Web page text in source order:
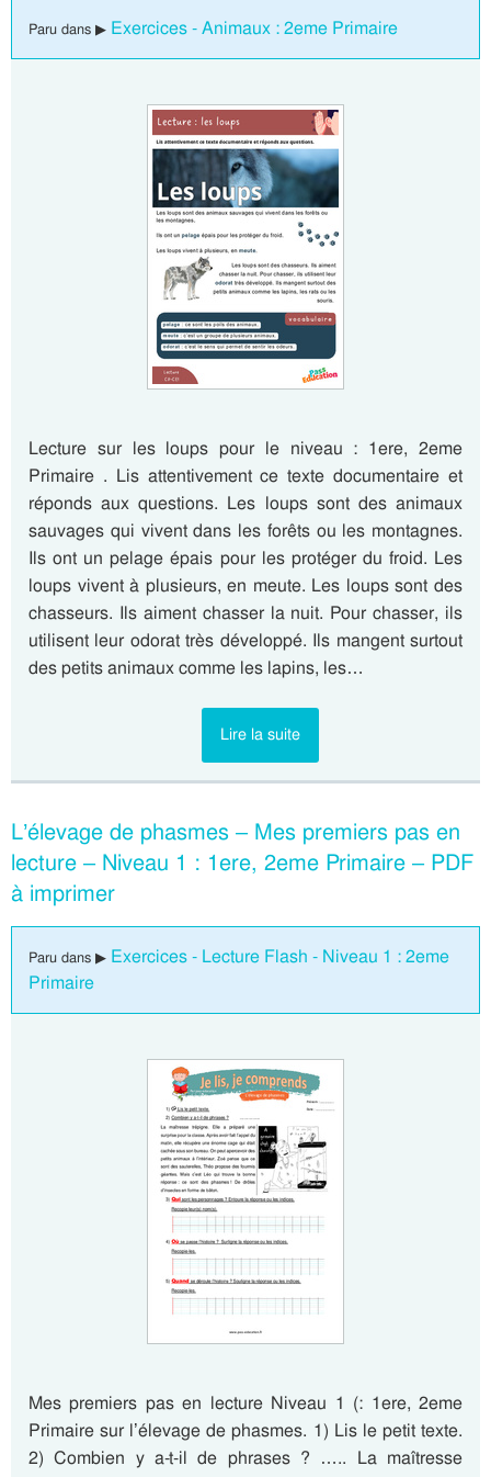
Paru dans ▶ Exercices - Animaux : 2eme Primaire
Lecture sur les loups pour le niveau : 1ere, 2eme
Primaire . Lis attentivement ce texte documentaire et
réponds aux questions. Les loups sont des animaux
sauvages qui vivent dans les forêts ou les montagnes.
Ils ont un pelage épais pour les protéger du froid. Les
loups vivent à plusieurs, en meute. Les loups sont des
chasseurs. Ils aiment chasser la nuit. Pour chasser, ils
utilisent leur odorat très développé. Ils mangent surtout
des petits animaux comme les lapins, les…
Lire la suite
L’élevage de phasmes – Mes premiers pas en
lecture – Niveau 1 : 1ere, 2eme Primaire – PDF
à imprimer
Paru dans ▶ Exercices - Lecture Flash - Niveau 1 : 2eme
Primaire
Mes premiers pas en lecture Niveau 1 (: 1ere, 2eme
Primaire sur l’élevage de phasmes. 1) Lis le petit texte.
2) Combien y a-t-il de phrases ? ….. La maîtresse